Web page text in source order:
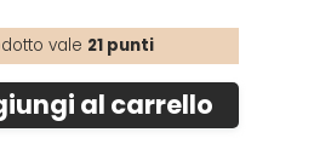
vale 21punti
al carrello